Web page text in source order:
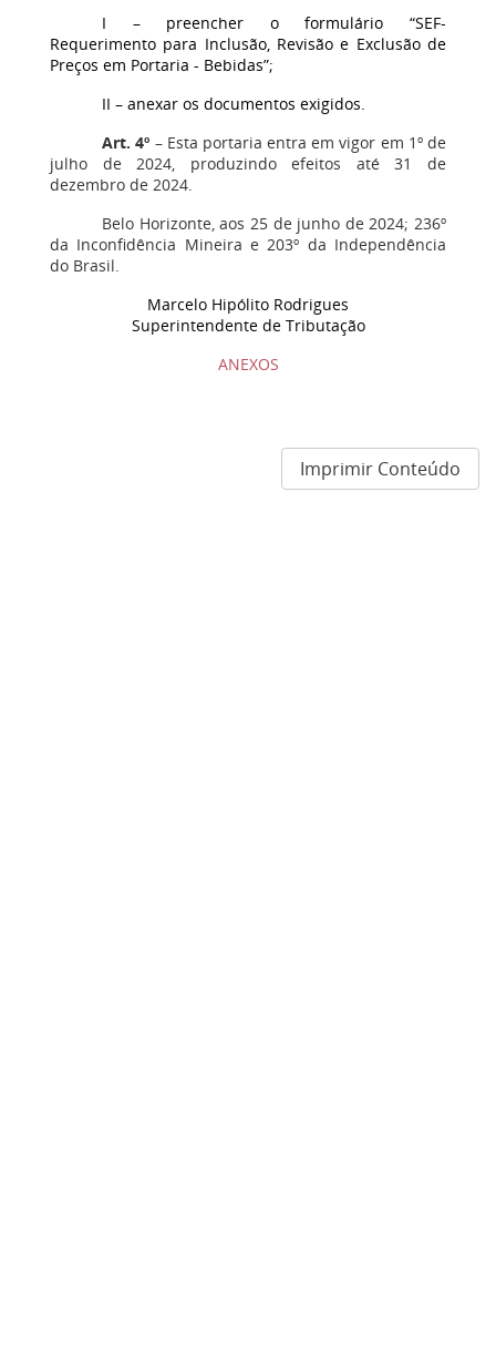
I –preencher o formulário “SEF-
Requerimento para Inclusão, Revisão e Exclusão de
Preços em Portaria - Bebidas”;
II– anexar os documentos exigidos.
Art. 4º – Esta portaria entra em vigor em 1º de
julho de 2024, produzindo efeitos até 31 de
dezembro de 2024.
Belo Horizonte, aos 25 de junho de 2024; 236º
da Inconfidência Mineira e 203º da Independência
do Brasil.
Marcelo Hipólito Rodrigues
Superintendente de Tributação
ANEXOS
Imprimir Conteúdo